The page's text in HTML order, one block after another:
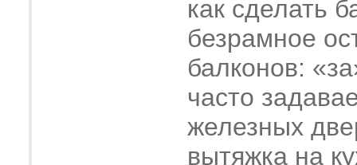
как сделать
безрамное
балконов:
часто
железных
вытяжка на